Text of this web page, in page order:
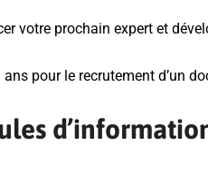
votre prochain expert et
pour le recrutement d’un